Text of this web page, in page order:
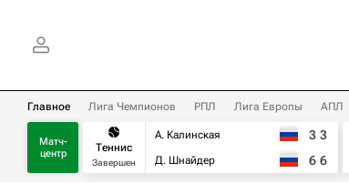
Главное Лига Чемпионов РПЛ Лига Европы АПЛ
Матч-
центр
Теннис
Завершен
А. Калинская
Д. Шнайдер
3 3
6 6